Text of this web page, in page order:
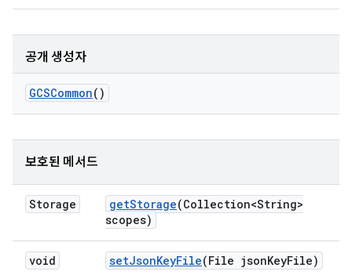
공개 생성자
GCSCommon()
보호된 메서드
Storage getStorage(Collection<String>
scopes)
void setJsonKeyFile(File jsonKeyFile)